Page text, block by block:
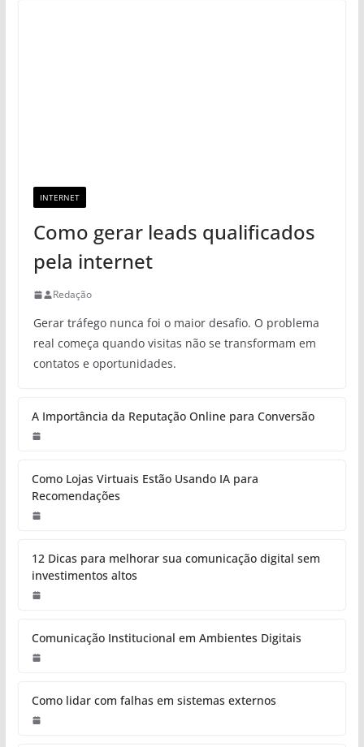
INTERNET
Como gerar leads qualificados
pela internet
Redação
Gerar tráfego nunca foi o maior desafio. O problema
real começa quando visitas não se transformam em
contatos e oportunidades.
A Importância da Reputação Online para Conversão
Como Lojas Virtuais Estão Usando IA para
Recomendações
12 Dicas para melhorar sua comunicação digital sem
investimentos altos
Comunicação Institucional em Ambientes Digitais
Como lidar com falhas em sistemas externos